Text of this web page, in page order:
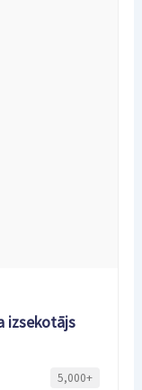
izsekotājs
5,000+